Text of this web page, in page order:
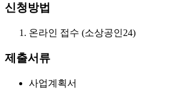
신청방법
온라인 접수 (소상공인24)
제출서류
사업계획서